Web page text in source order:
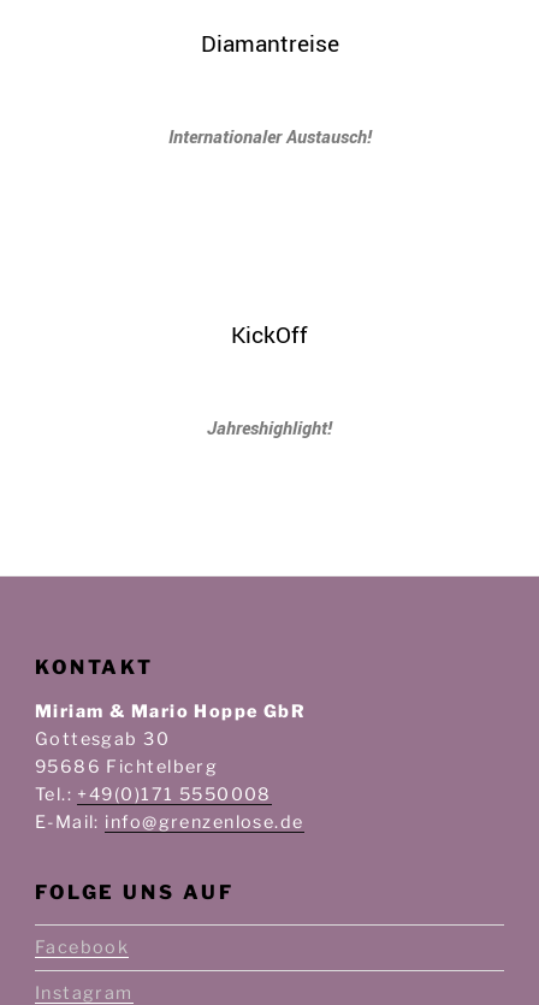
Diamantreise
Internationaler Austausch!
KickOff
Jahreshighlight!
KONTAKT
Miriam & Mario Hoppe GbR
Gottesgab 30
95686 Fichtelberg
Tel.: +49(0)171 5550008
E-Mail: info@grenzenlose.de
FOLGE UNS AUF
Facebook
Instagram